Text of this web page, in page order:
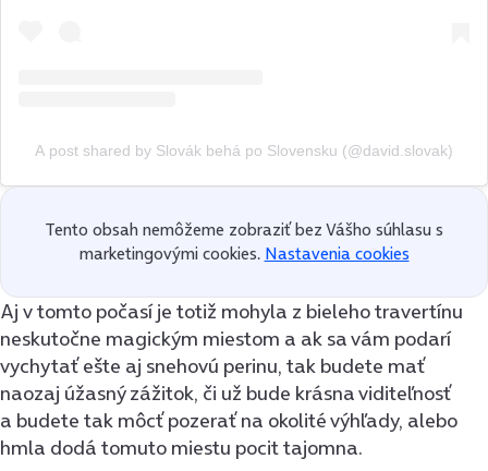
A post shared by Slovák behá po Slovensku (@david.slovak)
Tento obsah nemôžeme zobraziť bez Vášho súhlasu s
marketingovými cookies. Nastavenia cookies
Aj v tomto počasí je totiž mohyla z bieleho travertínu
neskutočne magickým miestom a ak sa vám podarí
vychytať ešte aj snehovú perinu, tak budete mať
naozaj úžasný zážitok, či už bude krásna viditeľnosť
a budete tak môcť pozerať na okolité výhľady, alebo
hmla dodá tomuto miestu pocit tajomna.